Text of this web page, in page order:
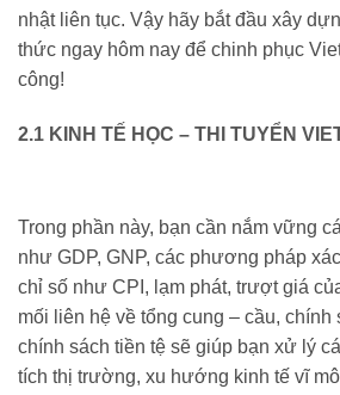
nhật liên tục. Vậy hãy bắt đầu xây
thức ngay hôm nay để chinh phục
công!
2.1 KINH TẾ HỌC – THI TUYỂN
Trong phần này, bạn cần nắm vững
như GDP, GNP, các phương pháp
chỉ số như CPI, lạm phát, trượt giá
mối liên hệ về tổng cung – cầu, chính
chính sách tiền tệ sẽ giúp bạn xử lý
tích thị trường, xu hướng kinh tế vĩ